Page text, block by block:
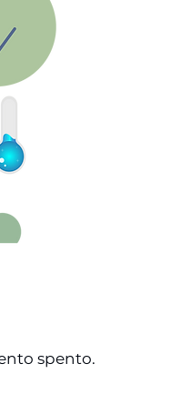
spento.